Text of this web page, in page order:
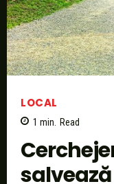
LOCAL
1 min. Read